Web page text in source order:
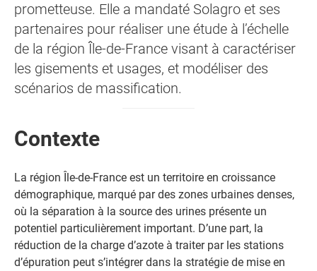
prometteuse. Elle a mandaté Solagro et ses
partenaires pour réaliser une étude à l’échelle
de la région Île-de-France visant à caractériser
les gisements et usages, et modéliser des
scénarios de massification.
Contexte
La région Île-de-France est un territoire en croissance
démographique, marqué par des zones urbaines denses,
où la séparation à la source des urines présente un
potentiel particulièrement important. D’une part, la
réduction de la charge d’azote à traiter par les stations
d’épuration peut s’intégrer dans la stratégie de mise en